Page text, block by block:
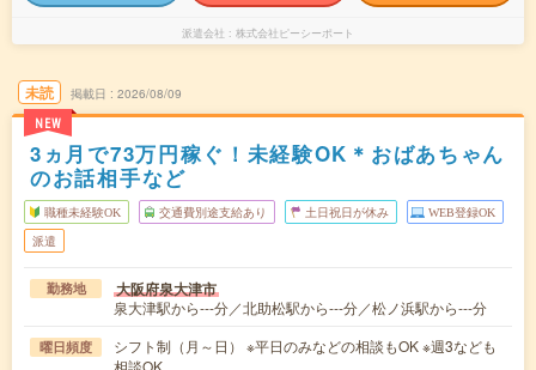
派遣会社 株式会社ピーシーポート
未読
NEW
掲載日 2026/08/09
3ヵ月で73万円稼ぐ！未経験OK＊おばあちゃん
のお話相手など
職種未経験OK 交通費別途支給あり 土日祝日が休み WEB登録OK
派遣
勤務地 大阪府泉大津市
泉大津駅から---分／北助松駅から---分／松ノ浜駅から---分
曜日頻度
シフト制（月～日） ※平日のみなどの相談もOK ※週3なども